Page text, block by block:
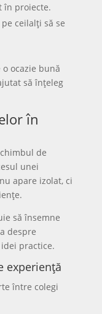
în proiecte.
ceilalți să se
ocazie bună
să înțeleg
în
de
unei
apare izolat, ci
să însemne
despre
practice.
experiență
între colegi